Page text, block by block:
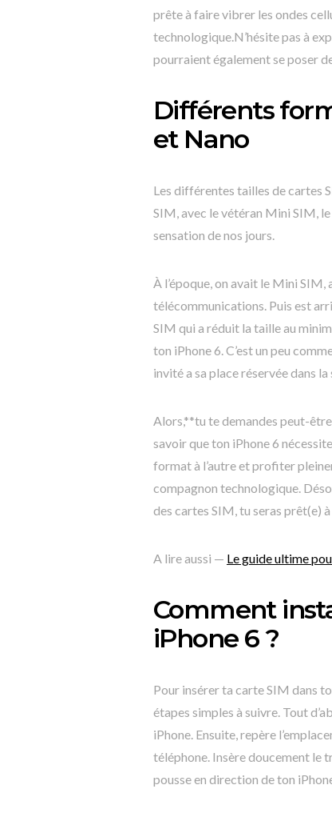
prête à faire vibrer les ondes
technologique.N’hésite pas à
pourraient également se poser
Différents
et Nano
Les différentes tailles de cartes
SIM, avec le vétéran Mini SIM,
sensation de nos jours.
À l’époque, on avait le Mini SIM,
télécommunications. Puis est
SIM qui a réduit la taille au
ton iPhone 6. C’est un peu
invité a sa place réservée dans
Alors,**tu te demandes peut-
savoir que ton iPhone 6
format à l’autre et profiter
compagnon technologique.
des cartes SIM, tu seras prêt(e)
A lire aussi — Le guide ultime
Comment
iPhone 6 ?
Pour insérer ta carte SIM dans
étapes simples à suivre. Tout
iPhone. Ensuite, repère
téléphone. Insère doucement le
pousse en direction de ton